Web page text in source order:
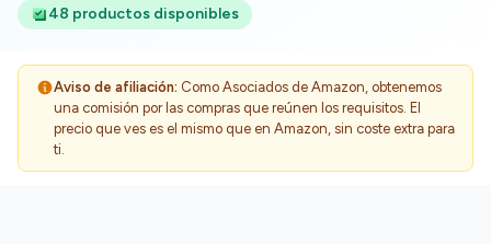
48 productos disponibles
Aviso de afiliación: Como Asociados de Amazon, obtenemos
una comisión por las compras que reúnen los requisitos. El
precio que ves es el mismo que en Amazon, sin coste extra para
ti.